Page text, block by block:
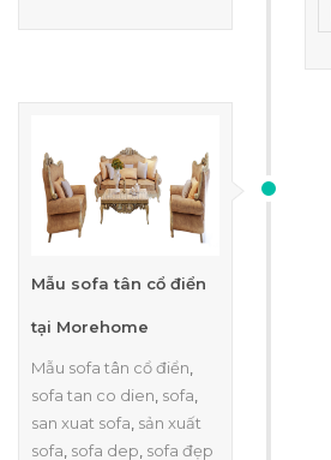
Mẫu sofa tân cổ điển
tại Morehome
Mẫu sofa tân cổ điển,
sofa tan co dien, sofa,
san xuat sofa, sản xuất
sofa, sofa dep, sofa đẹp